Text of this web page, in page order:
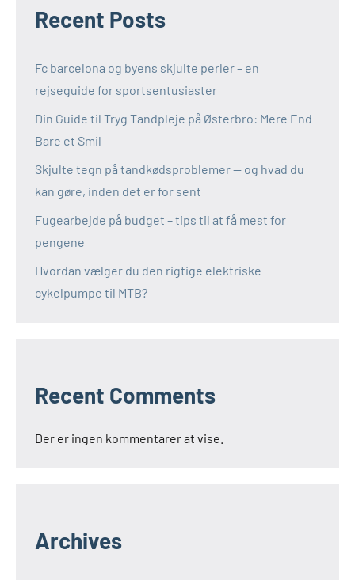
Recent Posts
Fc barcelona og byens skjulte perler – en
rejseguide for sportsentusiaster
Din Guide til Tryg Tandpleje på Østerbro: Mere End
Bare et Smil
Skjulte tegn på tandkødsproblemer — og hvad du
kan gøre, inden det er for sent
Fugearbejde på budget – tips til at få mest for
pengene
Hvordan vælger du den rigtige elektriske
cykelpumpe til MTB?
Recent Comments
Der er ingen kommentarer at vise.
Archives